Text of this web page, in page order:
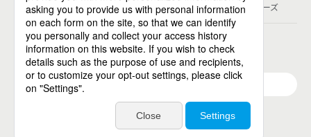
パーソルキャリア パーソルデジタルベンチャーズ
パーソル総合研究所
グループ会社一覧